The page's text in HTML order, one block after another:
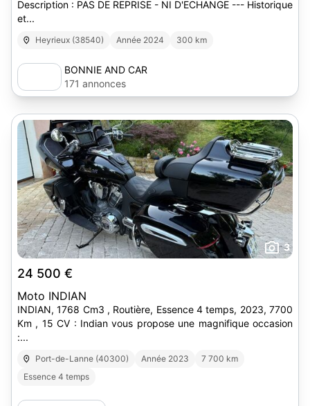
Description : PAS DE REPRISE - NI D'ECHANGE --- Historique
et...
Heyrieux (38540) Année 2024 300 km
BONNIE AND CAR
171 annonces
3
24 500 €
Moto INDIAN
INDIAN, 1768 Cm3 , Routière, Essence 4 temps, 2023, 7700
Km , 15 CV : Indian vous propose une magnifique occasion
:...
Port-de-Lanne (40300) Année 2023
7 700 km
Essence 4 temps